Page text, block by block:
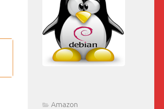
Amazon